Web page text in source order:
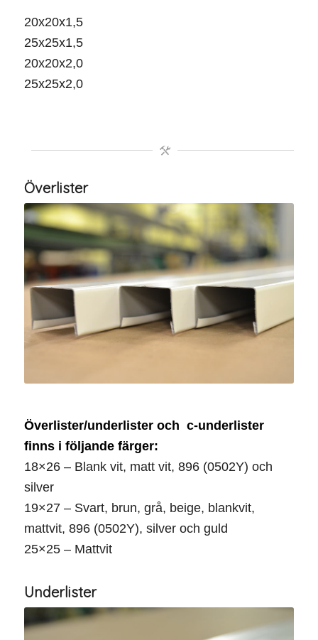
20x20x1,5
25x25x1,5
20x20x2,0
25x25x2,0
Överlister
19×27
Överlister/underlister och c-underlister
finns i följande färger:
18×26 – Blank vit, matt vit, 896 (0502Y) och
silver
19×27 – Svart, brun, grå, beige, blankvit,
mattvit, 896 (0502Y), silver och guld
25×25 – Mattvit
Underlister